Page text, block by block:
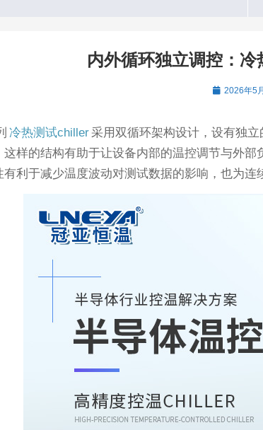
内外循环独立调控：
2026年5
冷热测试chiller 采用双循环架构设计，设有独
样的结构有助于让设备内部的温控调节与外
利于减少温度波动对测试数据的影响，也为连